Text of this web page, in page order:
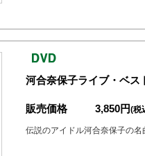
河合奈保子ライブ・ベス
販売価格 3,850円(税
伝説のアイドル河合奈保子の名